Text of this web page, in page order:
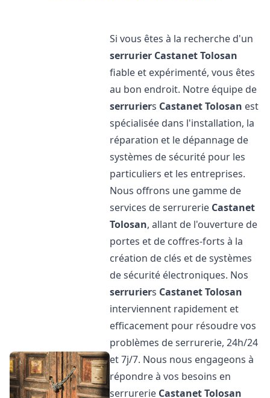
Si vous êtes à la recherche d'un
serrurier Castanet Tolosan
fiable et expérimenté, vous êtes
au bon endroit. Notre équipe de
serruriers Castanet Tolosan est
spécialisée dans l'installation, la
réparation et le dépannage de
systèmes de sécurité pour les
particuliers et les entreprises.
Nous offrons une gamme de
services de serrurerie Castanet
Tolosan, allant de l'ouverture de
portes et de coffres-forts à la
création de clés et de systèmes
de sécurité électroniques. Nos
serruriers Castanet Tolosan
interviennent rapidement et
efficacement pour résoudre vos
problèmes de serrurerie, 24h/24
et 7j/7. Nous nous engageons à
répondre à vos besoins en
serrurerie Castanet Tolosan